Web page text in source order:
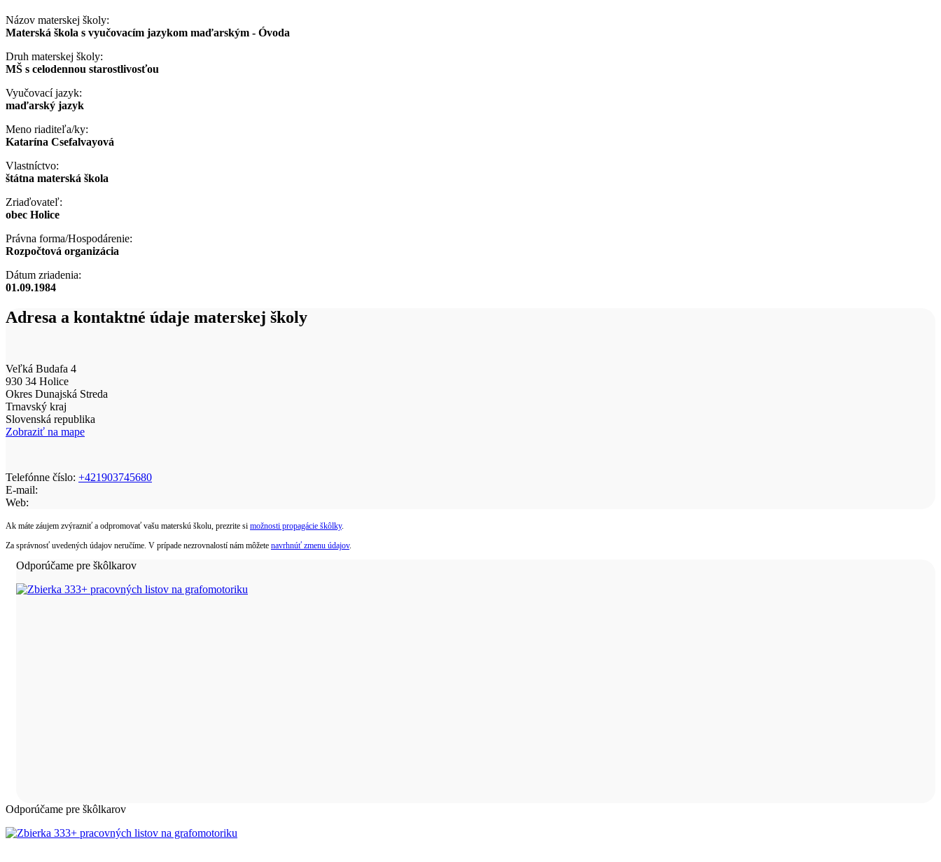
Názov materskej školy:
Materská škola s vyučovacím jazykom maďarským - Óvoda
Druh materskej školy:
MŠ s celodennou starostlivosťou
Vyučovací jazyk:
maďarský jazyk
Meno riaditeľa/ky:
Katarína Csefalvayová
Vlastníctvo:
štátna materská škola
Zriaďovateľ:
obec Holice
Právna forma/Hospodárenie:
Rozpočtová organizácia
Dátum zriadenia:
01.09.1984
Adresa a kontaktné údaje materskej školy
Veľká Budafa 4
930 34 Holice
Okres Dunajská Streda
Trnavský kraj
Slovenská republika
Zobraziť na mape
Telefónne číslo: +421903745680
E-mail:
Web:
Ak máte záujem zvýrazniť a odpromovať vašu materskú školu, prezrite si možnosti propagácie škôlky.
Za správnosť uvedených údajov neručíme. V prípade nezrovnalostí nám môžete navrhnúť zmenu údajov.
Odporúčame pre škôlkarov
Odporúčame pre škôlkarov